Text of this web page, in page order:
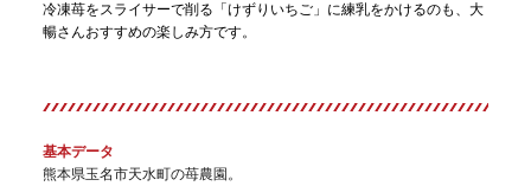
冷凍苺をスライサーで削る「けずりいちご」に練乳をかけるのも、大
暢さんおすすめの楽しみ方です。
基本データ
熊本県玉名市天水町の苺農園。